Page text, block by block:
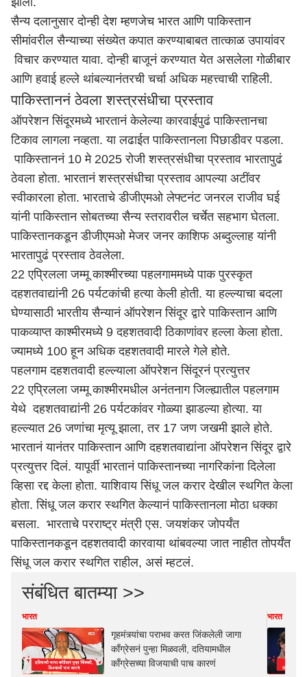
सैन्य दलानुसार दोन्ही देश म्हणजेच भारत आणि पाकिस्तान
सीमांवरील सैन्याच्या संख्येत कपात करण्याबाबत तात्काळ उपायांवर
विचार करण्यात यावा. दोन्ही बाजूनं करण्यात येत असलेला गोळीबार
आणि हवाई हल्ले थांबल्यानंतरची चर्चा अधिक महत्त्वाची राहिली.
पाकिस्ताननं ठेवला शस्त्रसंधीचा प्रस्ताव
ऑपरेशन सिंदूरमध्ये भारतानं केलेल्या कारवाईपुढं पाकिस्तानचा
टिकाव लागला नव्हता. या लढाईत पाकिस्तानला पिछाडीवर पडला.
पाकिस्ताननं 10 मे 2025 रोजी शस्त्रसंधीचा प्रस्ताव भारतापुढं
ठेवला होता. भारतानं शस्त्रसंधीचा प्रस्ताव आपल्या अटींवर
स्वीकारला होता. भारताचे डीजीएमओ लेफ्टनंट जनरल राजीव घई
यांनी पाकिस्तान सोबतच्या सैन्य स्तरावरील चर्चेत सहभाग घेतला.
पाकिस्तानकडून डीजीएमओ मेजर जनर काशिफ अब्दुल्लाह यांनी
भारतापुढं प्रस्ताव ठेवलेला.
22 एप्रिलला जम्मू काश्मीरच्या पहलगाममध्ये पाक पुरस्कृत
दहशतवाद्यांनी 26 पर्यटकांची हत्या केली होती. या हल्ल्याचा बदला
घेण्यासाठी भारतीय सैन्यानं ऑपरेशन सिंदूर द्वारे पाकिस्तान आणि
पाकव्याप्त काश्मीरमध्ये 9 दहशतवादी ठिकाणांवर हल्ला केला होता.
ज्यामध्ये 100 हून अधिक दहशतवादी मारले गेले होते.
पहलगाम दहशतवादी हल्ल्याला ऑपरेशन सिंदूरनं प्रत्युत्तर
22 एप्रिलला जम्मू काश्मीरमधील अनंतनाग जिल्ह्यातील पहलगाम
येथे दहशतवाद्यांनी 26 पर्यटकांवर गोळ्या झाडल्या होत्या. या
हल्ल्यात 26 जणांचा मृत्यू झाला, तर 17 जण जखमी झाले होते.
भारतानं यानंतर पाकिस्तान आणि दहशतवाद्यांना ऑपरेशन सिंदूर द्वारे
प्रत्युत्तर दिलं. यापूर्वी भारतानं पाकिस्तानच्या नागरिकांना दिलेला
व्हिसा रद्द केला होता. याशिवाय सिंधू जल करार देखील स्थगित केला
होता. सिंधू जल करार स्थगित केल्यानं पाकिस्तानला मोठा धक्का
बसला. भारताचे परराष्ट्र मंत्री एस. जयशंकर जोपर्यंत
पाकिस्तानकडून दहशतवादी कारवाया थांबवल्या जात नाहीत तोपर्यंत
सिंधू जल करार स्थगित राहील, असं म्हटलं.
संबंधित बातम्या >>
भारत
गृहमंत्र्यांचा पराभव करत जिंकलेली जागा
काँग्रेसनं पुन्हा मिळवली, दतियामधील
काँग्रेसच्या विजयाची पाच कारणं
भारत